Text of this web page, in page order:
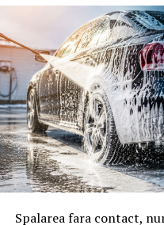
Spalarea fara contact,